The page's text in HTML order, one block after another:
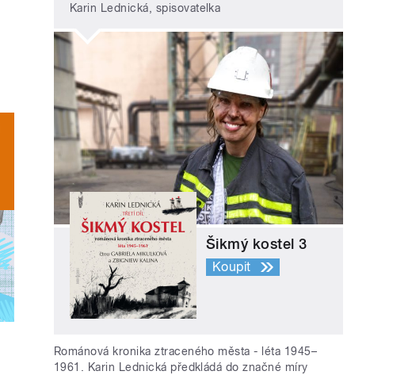
Karin Lednická, spisovatelka
Šikmý kostel 3
Koupit
Románová kronika ztraceného města - léta 1945–
1961. Karin Lednická předkládá do značné míry